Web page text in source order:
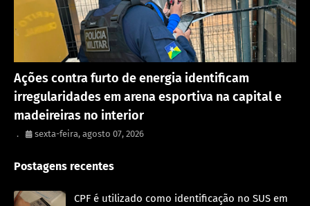
Ações contra furto de energia identificam
irregularidades em arena esportiva na capital e
madeireiras no interior
. sexta-feira, agosto 07, 2026
Postagens recentes
CPF é utilizado como identificação no SUS em